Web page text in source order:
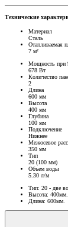
Технические
Материал
Сталь
Отапливаемая
7 м²
Мощность при
678 Вт
Количество
2
Длина
600 мм
Высота
400 мм
Глубина
100 мм
Подключение
Нижнее
Межосевое
350 мм
Тип
20 (100 мм)
Объем воды
5.30 л/м
Тип: 20 - две
Высота: 400мм.
Длина: 600мм.